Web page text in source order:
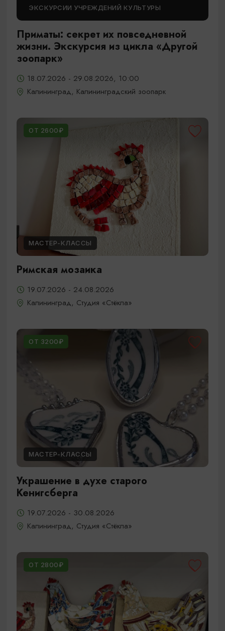
ЭКСКУРСИИ УЧРЕЖДЕНИЙ КУЛЬТУРЫ
Приматы: секрет их повседневной
жизни. Экскурсия из цикла «Другой
зоопарк»
18.07.2026 - 29.08.2026, 10:00
Калининград, Калининградский зоопарк
ОТ 2600₽
МАСТЕР-КЛАССЫ
Римская мозаика
19.07.2026 - 24.08.2026
Калининград, Студия «Стёкла»
ОТ 3200₽
МАСТЕР-КЛАССЫ
Украшение в духе старого
Кенигсберга
19.07.2026 - 30.08.2026
Калининград, Студия «Стёкла»
ОТ 2800₽